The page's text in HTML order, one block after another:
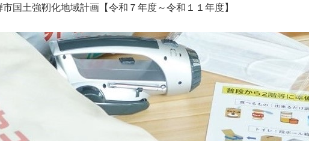
市国土強靭化地域計画【令和７年度～令和１１年度】